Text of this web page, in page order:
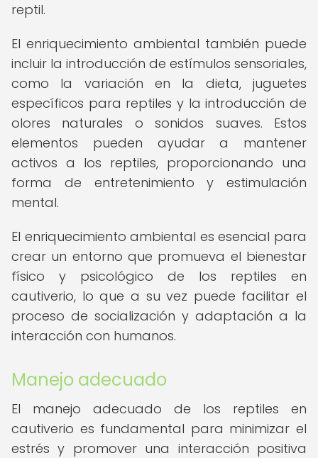
reptil.
El enriquecimiento ambiental también puede
incluir la introducción de estímulos sensoriales,
como la variación en la dieta, juguetes
específicos para reptiles y la introducción de
olores naturales o sonidos suaves. Estos
elementos pueden ayudar a mantener
activos a los reptiles, proporcionando una
forma de entretenimiento y estimulación
mental.
El enriquecimiento ambiental es esencial para
crear un entorno que promueva el bienestar
físico y psicológico de los reptiles en
cautiverio, lo que a su vez puede facilitar el
proceso de socialización y adaptación a la
interacción con humanos.
Manejo adecuado
El manejo adecuado de los reptiles en
cautiverio es fundamental para minimizar el
estrés y promover una interacción positiva